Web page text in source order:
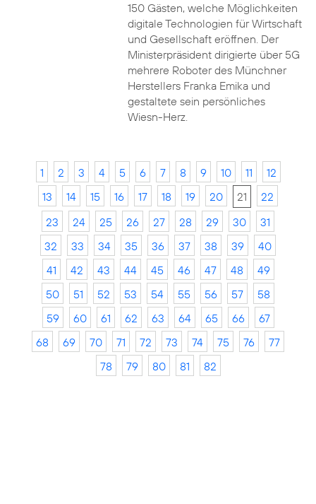
150 Gästen, welche Möglichkeiten
digitale Technologien für Wirtschaft
und Gesellschaft eröffnen. Der
Ministerpräsident dirigierte über 5G
mehrere Roboter des Münchner
Herstellers Franka Emika und
gestaltete sein persönliches
Wiesn-Herz.
1 2 3 4 5 6 7 8 9 10 11
12
13
14 15 16 17 18 19 20 21
22
23
24 25 26 27 28 29 30
31
32
33 34 35 36 37 38 39
40
41
42 43 44 45 46 47 48
49
50
51 52 53 54 55 56 57
58
59
60 61 62 63 64 65 66
67
68
69 70 71 72 73 74 75 76
77
78
79 80 81 82